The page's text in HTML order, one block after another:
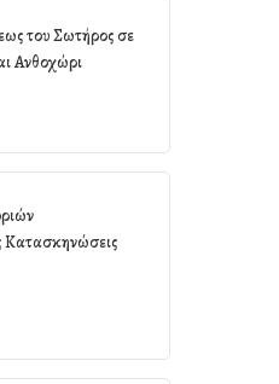
του Σωτήρος σε
Ανθοχώρι
Κατασκηνώσεις